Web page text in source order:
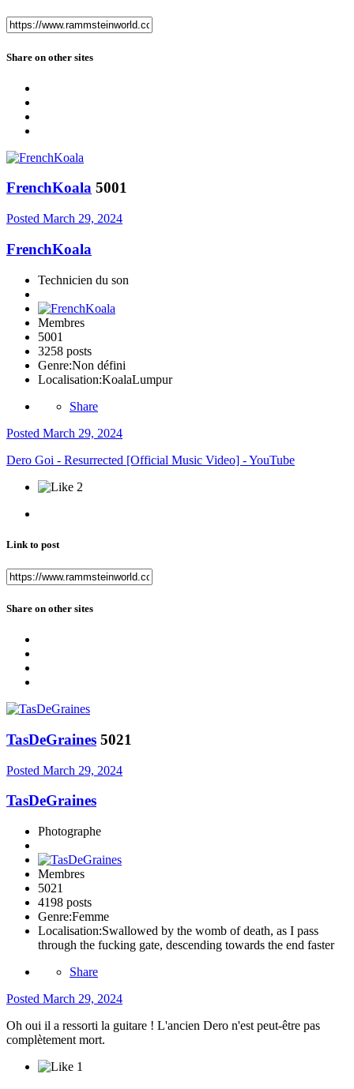
Share on other sites
FrenchKoala 5001
Posted March 29, 2024
FrenchKoala
Technicien du son
Membres
5001
3258 posts
Genre:Non défini
Localisation:KoalaLumpur
Share
Posted March 29, 2024
Dero Goi - Resurrected [Official Music Video] - YouTube
2
Link to post
Share on other sites
TasDeGraines 5021
Posted March 29, 2024
TasDeGraines
Photographe
Membres
5021
4198 posts
Genre:Femme
Localisation:Swallowed by the womb of death, as I pass
through the fucking gate, descending towards the end faster
Share
Posted March 29, 2024
Oh oui il a ressorti la guitare ! L'ancien Dero n'est peut-être pas
complètement mort.
1